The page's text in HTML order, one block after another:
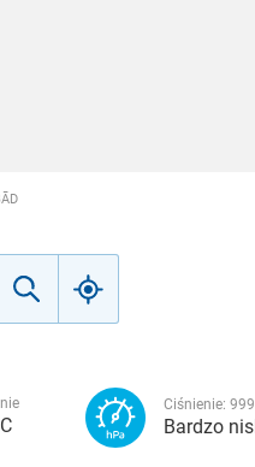
Ciśnienie: 999
Bardzo